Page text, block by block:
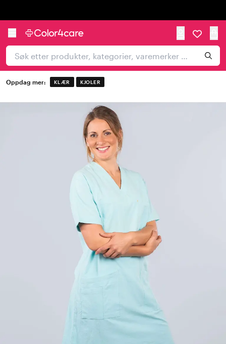
Oppdag mer: KLÆR KJOLER